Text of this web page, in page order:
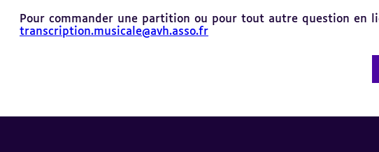
Pour commander une partition ou pour tout autre question en
transcription.musicale@avh.asso.fr